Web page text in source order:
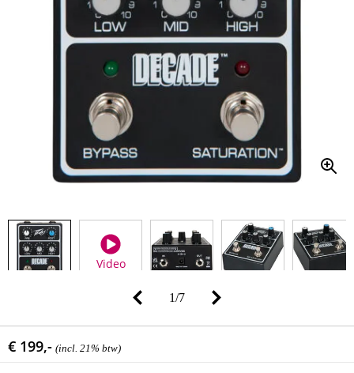
Video
1/7
€ 199,- (incl. 21% btw)